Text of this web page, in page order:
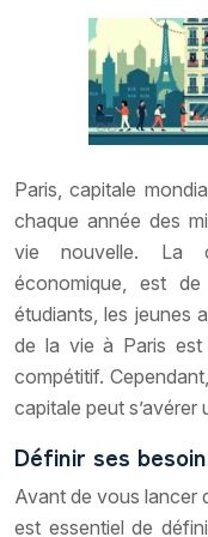
Paris, capitale
chaque année des
vie nouvelle. La
économique, est
étudiants, les jeunes
de la vie à Paris
compétitif.
capitale peut
Définir ses
Avant de vous lancer
est essentiel de